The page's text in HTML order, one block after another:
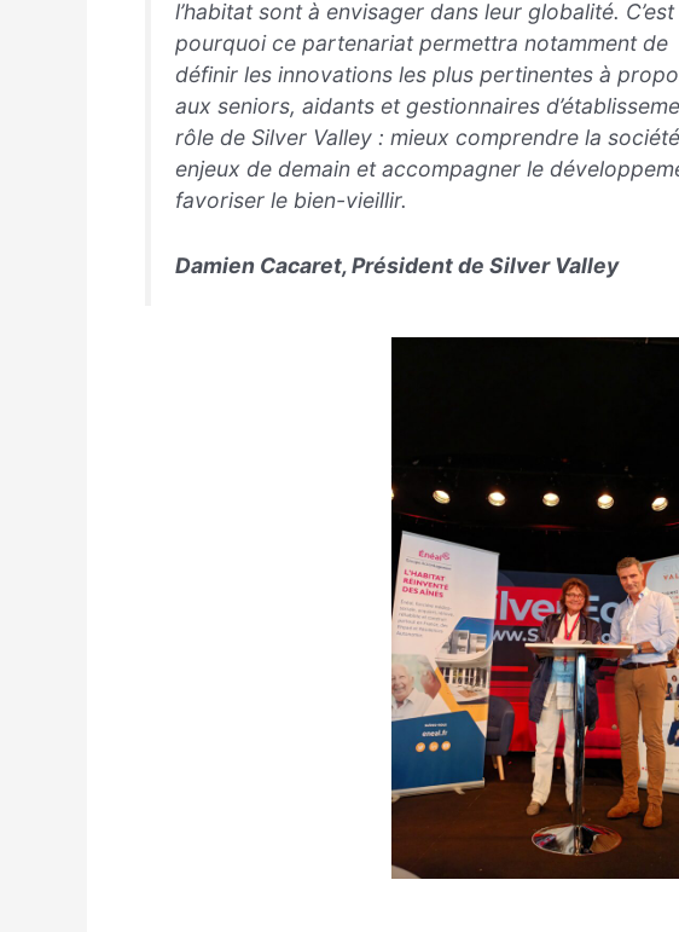
l’habitat sont à envisager dans leur globalité. C’est
pourquoi ce partenariat permettra notamment de
définir les innovations les plus pertinentes à
aux seniors, aidants et gestionnaires
rôle de Silver Valley : mieux comprendre la
enjeux de demain et accompagner le
favoriser le bien-vieillir.
Damien Cacaret, Président de Silver Valley